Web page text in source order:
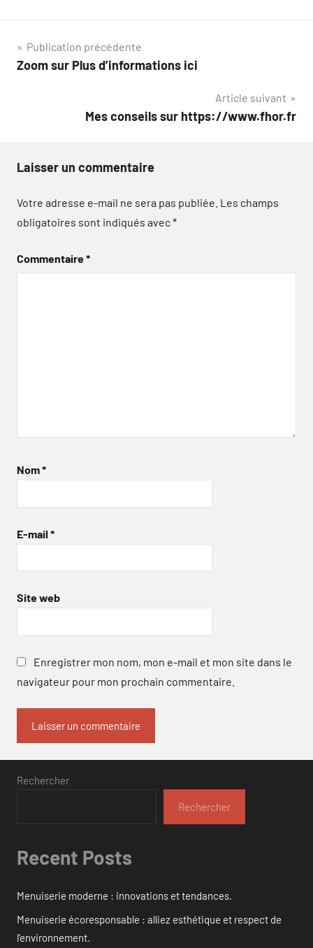
Navigation
de
Publication précédente
Zoom sur Plus d’informations ici
Article suivant
Mes conseils sur https://www.fhor.fr
Laisser un commentaire
Votre adresse e-mail ne sera pas publiée. Les champs
obligatoires sont indiqués avec*
Commentaire*
Nom*
E-mail *
Site web
Enregistrer mon nom, mon e-mail et mon site dans le
navigateur pour mon prochain commentaire.
Rechercher
Rechercher
Recent Posts
Menuiserie moderne : innovations et tendances.
Menuiserie écoresponsable : alliez esthétique et respect de
l’environnement.